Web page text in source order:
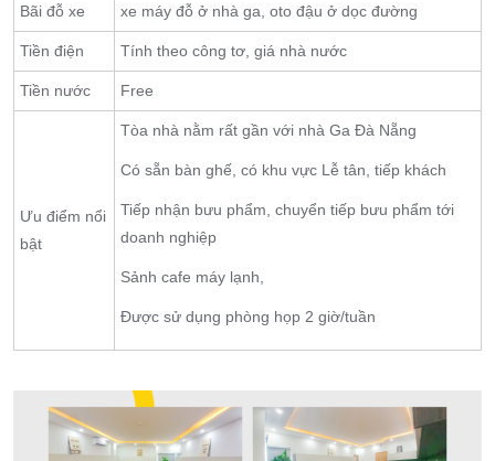
Bãi đỗ xe xe máy đỗ ở nhà ga, oto đậu ở dọc đường
Tiền điện Tính theo công tơ, giá nhà nước
Tiền nước Free
Ưu điểm nổi
bật
Tòa nhà nằm rất gần với nhà Ga Đà Nẵng
Có sẵn bàn ghế, có khu vực Lễ tân, tiếp khách
Tiếp nhận bưu phẩm, chuyển tiếp bưu phẩm tới
doanh nghiệp
Sảnh cafe máy lạnh,
Được sử dụng phòng họp 2 giờ/tuần